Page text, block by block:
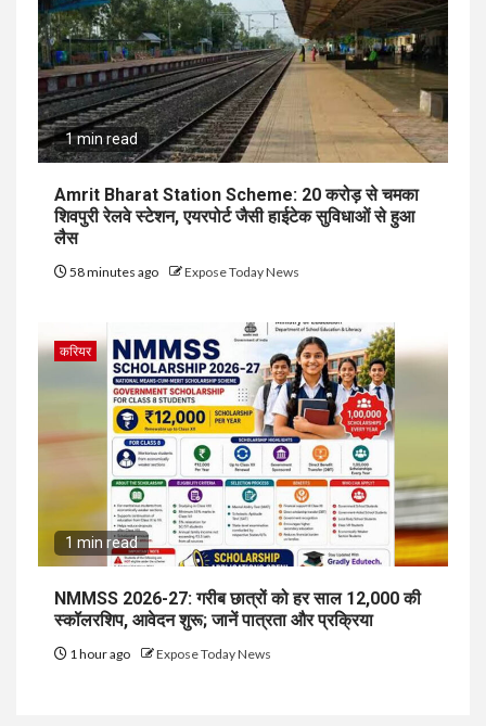
1 min read
Amrit Bharat Station Scheme: 20 करोड़ से चमका
शिवपुरी रेलवे स्टेशन, एयरपोर्ट जैसी हाईटेक सुविधाओं से हुआ
लैस
58 minutes ago Expose Today News
करियर
1 min read
NMMSS 2026-27: गरीब छात्रों को हर साल ₹12,000 की
स्कॉलरशिप, आवेदन शुरू; जानें पात्रता और प्रक्रिया
1 hour ago Expose Today News